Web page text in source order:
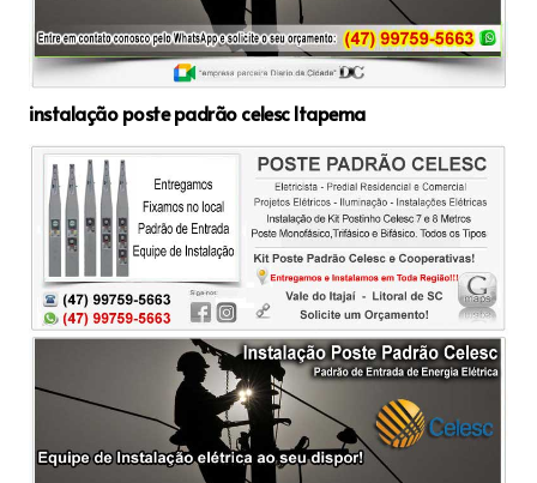
instalação poste padrão celesc Itapema